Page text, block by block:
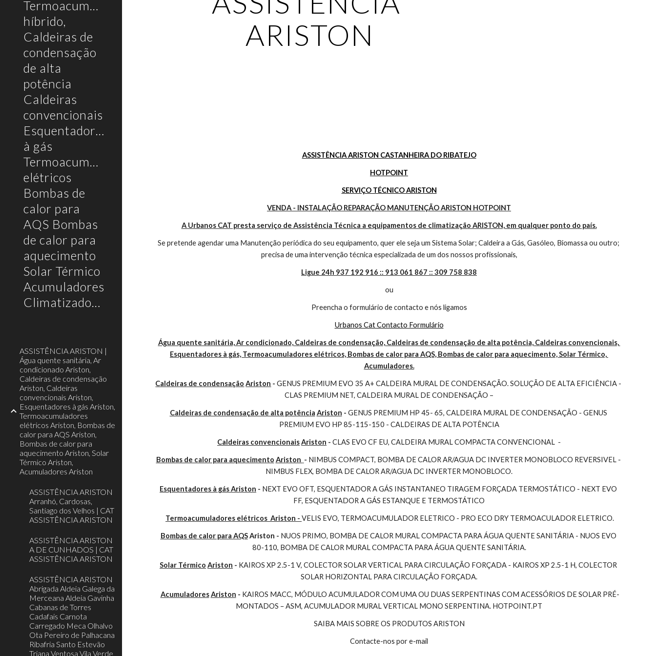
Termoacumulador
híbrido,
Caldeiras de
condensação
de alta
potência
Caldeiras
convencionais
Esquentadores
à gás
Termoacumuladores
elétricos
Bombas de
calor para
AQS Bombas
de calor para
aquecimento
Solar Térmico
Acumuladores
Climatizadores
ASSISTÊNCIA ARISTON |
Água quente sanitária, Ar
condicionado Ariston,
Caldeiras de condensação
Ariston, Caldeiras
convencionais Ariston,
Esquentadores à gás Ariston,
Termoacumuladores
elétricos Ariston, Bombas de
calor para AQS Ariston,
Bombas de calor para
aquecimento Ariston, Solar
Térmico Ariston,
Acumuladores Ariston
ASSISTÊNCIA ARISTON
Arranhó, Cardosas,
Santiago dos Velhos | CAT
ASSISTÊNCIA ARISTON
ASSISTÊNCIA ARISTON
A DE CUNHADOS | CAT
ASSISTÊNCIA ARISTON
ASSISTÊNCIA ARISTON
Abrigada Aldeia Galega da
Merceana Aldeia Gavinha
Cabanas de Torres
Cadafais Carnota
Carregado Meca Olhalvo
Ota Pereiro de Palhacana
Ribafria Santo Estevão
Triana Ventosa Vila Verde
ARISTON
ASSISTÊNCIA ARISTON CASTANHEIRA DO RIBATEJO
HOTPOINT
SERVIÇO TÉCNICO ARISTON
VENDA - INSTALAÇÃO REPARAÇÃO MANUTENÇÃO ARISTON HOTPOINT
A Urbanos CAT presta serviço de Assistência Técnica a equipamentos de climatização ARISTON, em qualquer ponto do país.
Se pretende agendar uma Manutenção periódica do seu equipamento, quer ele seja um Sistema Solar; Caldeira a Gás, Gasóleo, Biomassa ou outro;
precisa de uma intervenção técnica especializada de um dos nossos profissionais,
Ligue 24h 937 192 916 :: 913 061 867 :: 309 758 838
ou
Preencha o formulário de contacto e nós ligamos
Urbanos Cat Contacto Formulário
Água quente sanitária, Ar condicionado, Caldeiras de condensação, Caldeiras de condensação de alta potência, Caldeiras convencionais,
Esquentadores à gás, Termoacumuladores elétricos, Bombas de calor para AQS, Bombas de calor para aquecimento, Solar Térmico,
Acumuladores.
Caldeiras de condensação Ariston - GENUS PREMIUM EVO 35 A+ CALDEIRA MURAL DE CONDENSAÇÃO. SOLUÇÃO DE ALTA EFICIÊNCIA -
CLAS PREMIUM NET, CALDEIRA MURAL DE CONDENSAÇÃO –
Caldeiras de condensação de alta potência Ariston - GENUS PREMIUM HP 45- 65, CALDEIRA MURAL DE CONDENSAÇÃO - GENUS
PREMIUM EVO HP 85-115-150 - CALDEIRAS DE ALTA POTÊNCIA
Caldeiras convencionaisAriston - CLAS EVO CF EU, CALDEIRA MURAL COMPACTA CONVENCIONAL  -
Bombas de calor para aquecimento Ariston - NIMBUS COMPACT, BOMBA DE CALOR AR/AGUA DC INVERTER MONOBLOCO REVERSIVEL -
NIMBUS FLEX, BOMBA DE CALOR AR/AGUA DC INVERTER MONOBLOCO.
Esquentadores à gás Ariston - NEXT EVO OFT, ESQUENTADOR A GÁS INSTANTANEO TIRAGEM FORÇADA TERMOSTÁTICO - NEXT EVO
FF, ESQUENTADOR A GÁS ESTANQUE E TERMOSTÁTICO
Termoacumuladores elétricos  Ariston - VELIS EVO, TERMOACUMULADOR ELETRICO - PRO ECO DRY TERMOACULADOR ELETRICO.
Bombas de calor para AQS Ariston - NUOS PRIMO, BOMBA DE CALOR MURAL COMPACTA PARA ÁGUA QUENTE SANITÁRIA - NUOS EVO
80-110, BOMBA DE CALOR MURAL COMPACTA PARA ÁGUA QUENTE SANITÁRIA.
Solar Térmico Ariston - KAIROS XP 2.5-1 V, COLECTOR SOLAR VERTICAL PARA CIRCULAÇÃO FORÇADA - KAIROS XP 2.5-1 H, COLECTOR
SOLAR HORIZONTAL PARA CIRCULAÇÃO FORÇADA.
Acumuladores Ariston - KAIROS MACC, MÓDULO ACUMULADOR COM UMA OU DUAS SERPENTINAS COM ACESSÓRIOS DE SOLAR PRÉ-
MONTADOS – ASM, ACUMULADOR MURAL VERTICAL MONO SERPENTINA. HOTPOINT.PT
SAIBA MAIS SOBRE OS PRODUTOS ARISTON
Contacte-nos por e-mail